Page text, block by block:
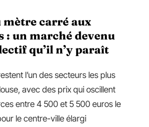
mètre carré aux
: un marché devenu
qu’il n’y paraît
l’un des secteurs les plus
avec des prix qui oscillent
entre 4 500 et 5 500 euros le
le centre-ville élargi